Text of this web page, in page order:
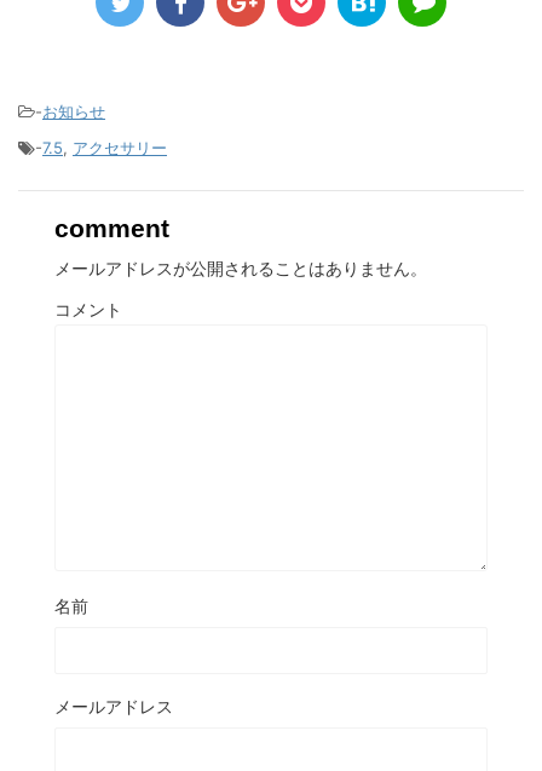
-お知らせ
-7.5, アクセサリー
comment
メールアドレスが公開されることはありません。
コメント
名前
メールアドレス